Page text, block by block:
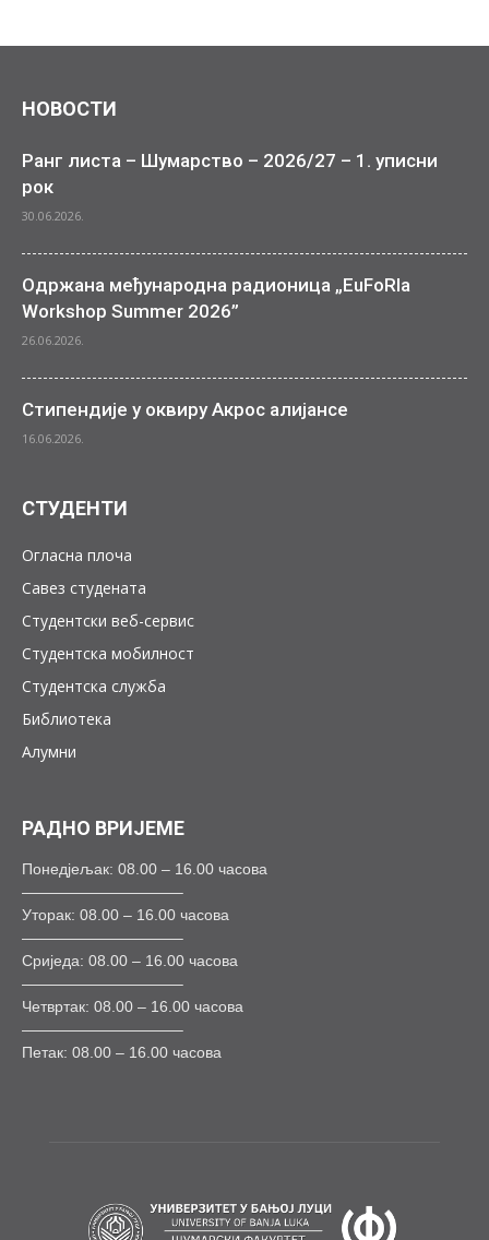
НОВОСТИ
Ранг листа – Шумарство – 2026/27 – 1. уписни
рок
30.06.2026.
Одржана међународна радионица „EuFoRIa
Workshop Summer 2026”
26.06.2026.
Стипендије у оквиру Акрос алијансе
16.06.2026.
СТУДЕНТИ
Огласна плоча
Савез студената
Студентски веб-сервис
Студентска мобилност
Студентска служба
Библиотека
Алумни
РАДНО ВРИЈЕМЕ
Понедјељак: 08.00 – 16.00 часова
——————————–
Уторак: 08.00 – 16.00 часова
——————————–
Сриједа: 08.00 – 16.00 часова
——————————–
Четвртак: 08.00 – 16.00 часова
——————————–
Петак: 08.00 – 16.00 часова